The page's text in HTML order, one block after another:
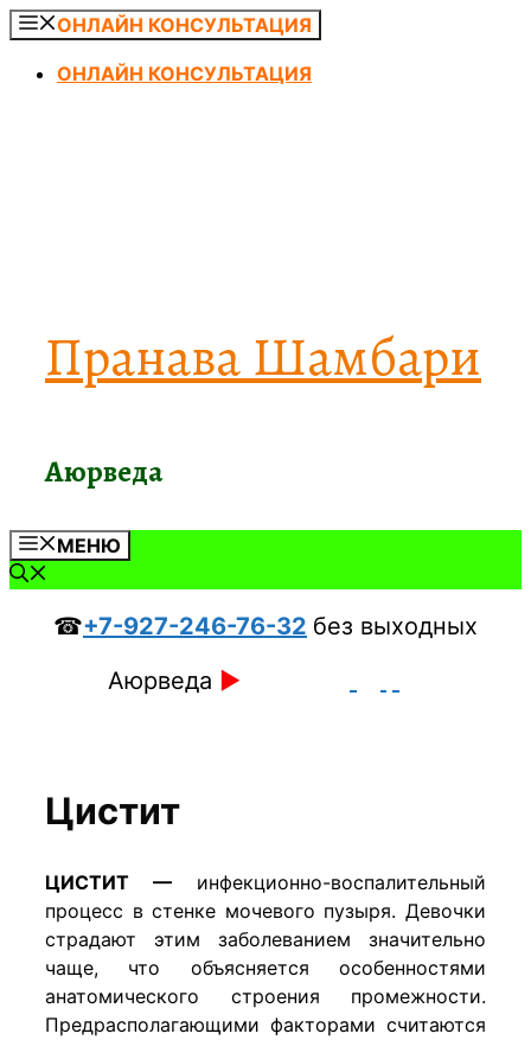
Перейти
содержимому
ОНЛАЙН КОНСУЛЬТАЦИЯ
ОНЛАЙН КОНСУЛЬТАЦИЯ
Пранава Шамбари
Аюрведа
МЕНЮ
☎+7-927-246-76-32 без выходных
Аюрведа ►
Цистит
ЦИСТИТ — инфекционно-воспалительный
процесс в стенке мочевого пузыря. Девочки
страдают этим заболеванием значительно
чаще, что объясняется особенностями
анатомического строения промежности.
Предрасполагающими факторами считаются